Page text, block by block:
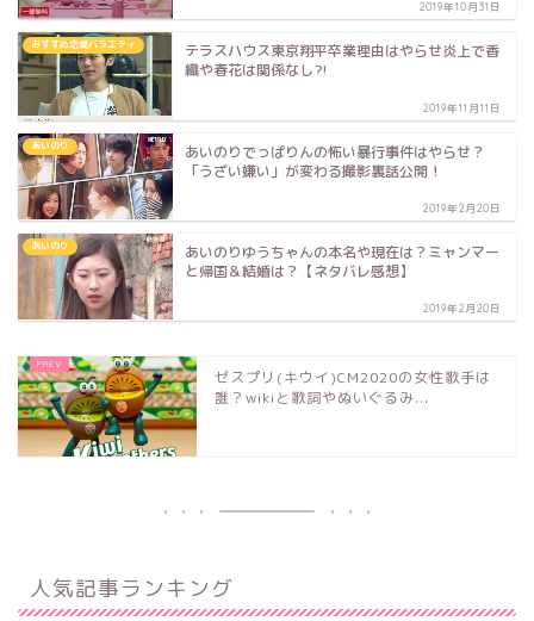
2019年10月31日
おすすめ恋愛バラエティ
テラスハウス東京翔平卒業理由はやらせ炎上で香
織や春花は関係なし?!
2019年11月11日
あいのり
あいのりでっぱりんの怖い暴行事件はやらせ？
「うざい嫌い」が変わる撮影裏話公開！
2019年2月20日
あいのり
あいのりゆうちゃんの本名や現在は？ミャンマー
と帰国＆結婚は？【ネタバレ感想】
2019年2月20日
ゼスプリ(キウイ)CM2020の女性歌手は
誰？wikiと歌詞やぬいぐるみ...
人気記事ランキング